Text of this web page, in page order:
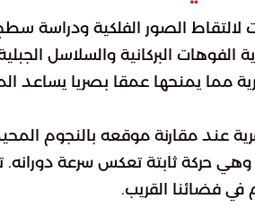
لالتقاط الصور الفلكية ودراسة
البركانية والسلاسل
مما يمنحها عمقا بصريا يساعد
عند مقارنة موقعه بالنجوم
بنحو 13 درجة كل يوم وهي حركة ثابتة تعكس
في فضائنا القريب.